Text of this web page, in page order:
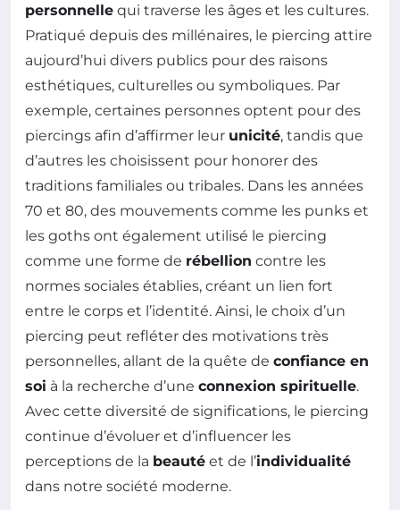
personnelle qui traverse les âges et les cultures.
Pratiqué depuis des millénaires, le piercing attire
aujourd’hui divers publics pour des raisons
esthétiques, culturelles ou symboliques. Par
exemple, certaines personnes optent pour des
piercings afin d’affirmer leur unicité, tandis que
d’autres les choisissent pour honorer des
traditions familiales ou tribales. Dans les années
70 et 80, des mouvements comme les punks et
les goths ont également utilisé le piercing
comme une forme de rébellion contre les
normes sociales établies, créant un lien fort
entre le corps et l’identité. Ainsi, le choix d’un
piercing peut refléter des motivations très
personnelles, allant de la quête de confiance en
soi à la recherche d’une connexion spirituelle.
Avec cette diversité de significations, le piercing
continue d’évoluer et d’influencer les
perceptions de la beauté et de l’individualité
dans notre société moderne.